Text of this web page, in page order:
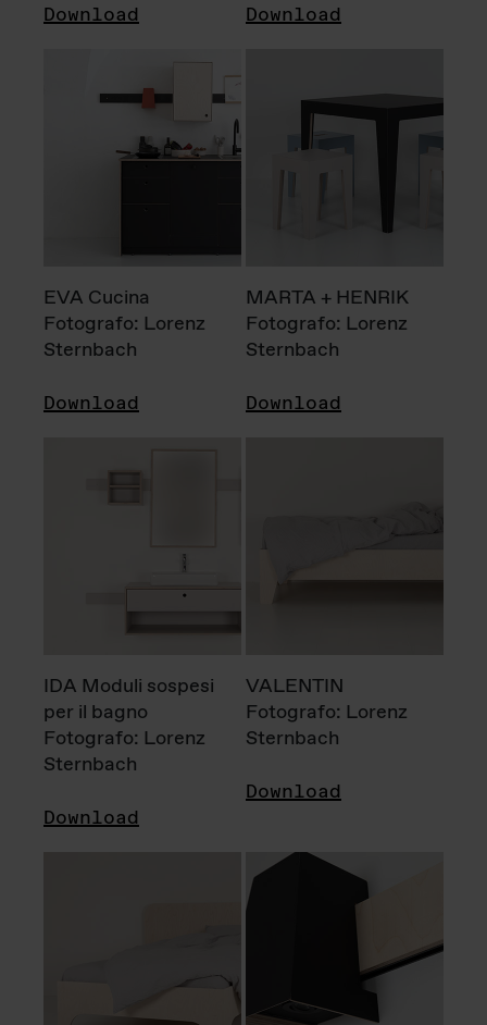
Download Download
EVA Cucina
Fotografo: Lorenz
Sternbach
Download
MARTA + HENRIK
Fotografo: Lorenz
Sternbach
Download
IDA Moduli sospesi
per il bagno
Fotografo: Lorenz
Sternbach
Download
VALENTIN
Fotografo: Lorenz
Sternbach
Download